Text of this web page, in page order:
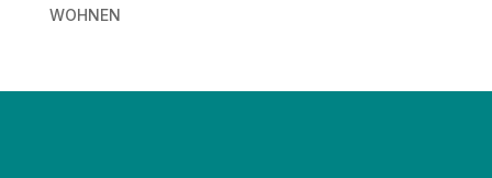
WOHNEN